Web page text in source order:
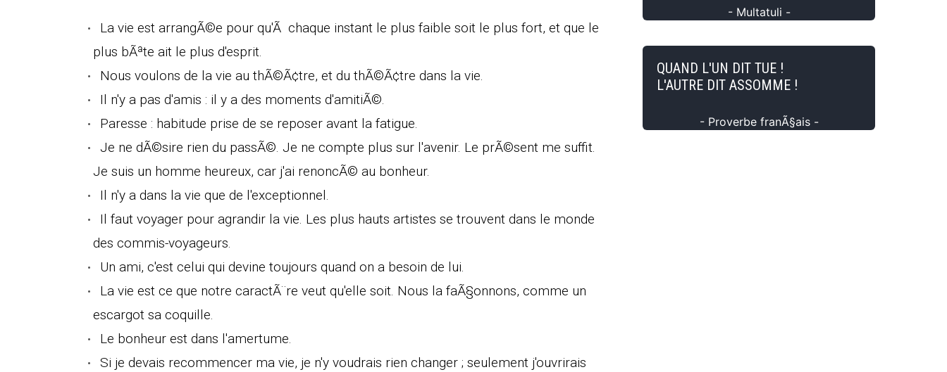
La vie est arrangÃ©e pour qu'Ã chaque instant le plus faible soit le plus fort, et que le
plus bÃªte ait le plus d'esprit.
Nous voulons de la vie au thÃ©Ã¢tre, et du thÃ©Ã¢tre dans la vie.
Il n'y a pas d'amis : il y a des moments d'amitiÃ©.
Paresse : habitude prise de se reposer avant la fatigue.
Je ne dÃ©sire rien du passÃ©. Je ne compte plus sur l'avenir. Le prÃ©sent me suffit.
Je suis un homme heureux, car j'ai renoncÃ© au bonheur.
Il n'y a dans la vie que de l'exceptionnel.
Il faut voyager pour agrandir la vie. Les plus hauts artistes se trouvent dans le monde
des commis-voyageurs.
Un ami, c'est celui qui devine toujours quand on a besoin de lui.
La vie est ce que notre caractÃ¨re veut qu'elle soit. Nous la faÃ§onnons, comme un
escargot sa coquille.
Le bonheur est dans l'amertume.
Si je devais recommencer ma vie, je n'y voudrais rien changer ; seulement j'ouvrirais
- Multatuli -
QUAND L'UN DIT TUE !
L'AUTRE DIT ASSOMME !
- Proverbe franÃ§ais -